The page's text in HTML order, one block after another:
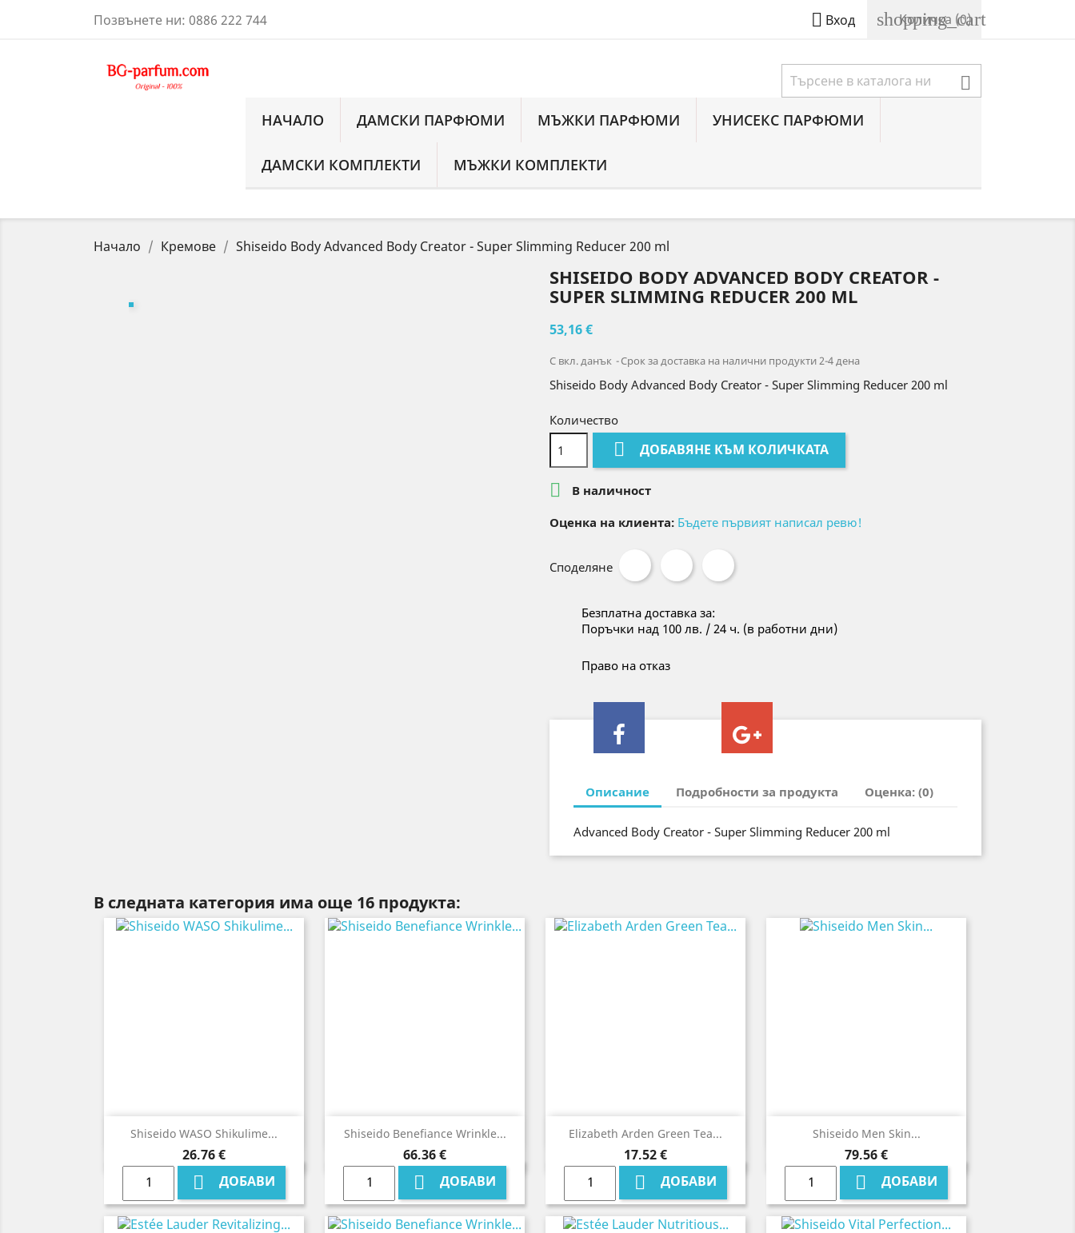
Позвънете ни: 0886 222 744  Вход shopping_cart
Количка (0)

НАЧАЛО ДАМСКИ ПАРФЮМИ МЪЖКИ ПАРФЮМИ УНИСЕКС ПАРФЮМИ
ДАМСКИ КОМПЛЕКТИ МЪЖКИ КОМПЛЕКТИ
Начало Кремове Shiseido Body Advanced Body Creator - Super Slimming Reducer 200 ml
SHISEIDO BODY ADVANCED BODY CREATOR -
SUPER SLIMMING REDUCER 200 ML
53,16 €
С вкл. данък Срок за доставка на налични продукти 2-4 дена
Shiseido Body Advanced Body Creator - Super Slimming Reducer 200 ml
Количество
 ДОБАВЯНЕ КЪМ КОЛИЧКАТА

В наличност
Оценка на клиента: Бъдете първият написал ревю!
Споделяне
Безплатна доставка за:
Поръчки над 100 лв. / 24 ч. (в работни дни)
Право на отказ
Описание Подробности за продукта Оценка: (0)
Advanced Body Creator - Super Slimming Reducer 200 ml
В следната категория има още 16 продукта:
Shiseido WASO Shikulime...
Цена
26,76 €
 ДОБАВИ
 Бърз преглед Shiseido Benefiance Wrinkle...
Цена
66,36 €
 ДОБАВИ
 Бърз преглед Elizabeth Arden Green Tea...
Цена
17,52 €
 ДОБАВИ
 Бърз преглед Shiseido Men Skin...
Цена
79,56 €
 ДОБАВИ
 Бърз преглед